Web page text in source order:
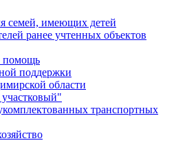
семей, имеющих детей
ранее учтенных объектов
помощь
поддержки
области
транспортных